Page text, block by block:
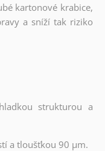
kartonové krabice,
a sníží tak riziko
strukturou a
a tloušťkou 90 µm.